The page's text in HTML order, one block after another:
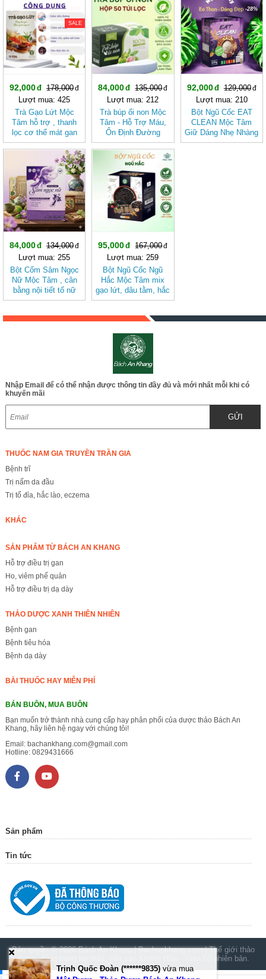
SALE
92,000
178,000
Lượt mua: 425
Trà Gạo Lứt Mộc
Tâm hỗ trợ , thanh
lọc cơ thể mát gan
-37%
84,000
135,000
Lượt mua: 212
Trà búp ổi non Mộc
Tâm - Hỗ Trợ Máu,
Ổn Định Đường
Huyết
-28%
92,000
129,000
Lượt mua: 210
Bột Ngũ Cốc EAT
CLEAN Mộc Tâm
Giữ Dáng Nhẹ Nhàng
Theo Cách Tự Nhiên
-37%
84,000
134,000
Lượt mua: 255
Bột Cốm Sâm Ngọc
Nữ Mộc Tâm , cân
bằng nội tiết tố nữ
95,000
167,000
Lượt mua: 259
Bột Ngũ Cốc Ngũ
Hắc Mộc Tâm mix
gạo lứt, dâu tằm, hắc
kỷ tử, mè đen, đậu
Nhập Email để có thể nhận được thông tin đầy đủ và mới nhất mỗi khi có
khuyến mãi
GỬI
THUỐC NAM GIA TRUYỀN TRẦN GIA
Bệnh trĩ
Trị nấm da đầu
Trị tổ đỉa, hắc lào, eczema
KHÁC
SẢN PHẨM TỪ BÁCH AN KHANG
Hỗ trợ điều trị gan
Ho, viêm phế quản
Hỗ trợ điều trị dạ dày
THẢO DƯỢC XANH THIÊN NHIÊN
Bệnh gan
Bệnh tiêu hóa
Bệnh dạ dày
BÀI THUỐC HAY MIỄN PHÍ
BÁN BUÔN, MUA BUÔN
Bạn muốn trở thành nhà cung cấp hay phân phối của dược thảo Bách An
Khang, hãy liên hệ ngay với chúng tôi!
Email: bachankhang.com@gmail.com
Hotline: 0829431666
Sản phẩm
Tin tức
Bản quyền © 2026Bách An Khang | Bachankhang.com | Thế giới thảo
dược, đông trùng hạ thảo, yến sào Khánh Hòa
- Toàn bộ phiên bản.
.
Trịnh Quốc Đoàn (******9835) vừa mua